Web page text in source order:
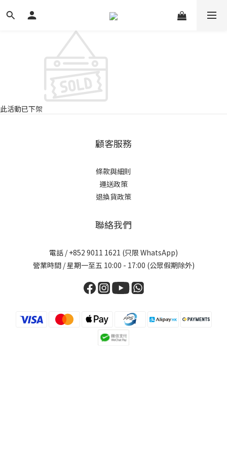
此活動已下架
顧客服務
條款與細則
運送政策
退換貨政策
聯絡我們
電話 / +852 9011 1621 (只限 WhatsApp)
營業時間 / 星期一至五 10:00 - 17:00 (公眾假期除外)